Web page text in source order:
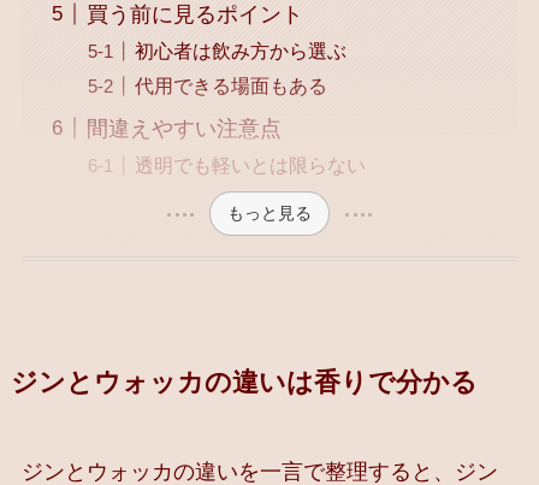
買う前に見るポイント
初心者は飲み方から選ぶ
代用できる場面もある
間違えやすい注意点
透明でも軽いとは限らない
もっと見る
ジンとウォッカの違いは香りで分かる
ジンとウォッカの違いを一言で整理すると、ジン